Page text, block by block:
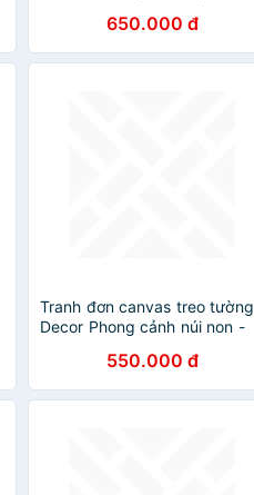
650.000 đ
Tranh đơn canvas treo tường
Decor Phong cảnh núi non -
550.000 đ